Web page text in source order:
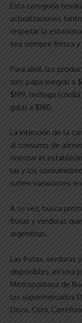
Esta categoría
actualizaciones
respetar la
sea siempre fresca
Para abril, los
son: papa (negra) a
$199, lechuga
gala) a $180.
La intención de la
al consumo de
orientar el
las y los
sufren variaciones
A su vez, busca
frutas y verduras
argentinas.
Las frutas, verduras
disponibles, en una
Metropolitana de
los supermercados
Disco, Coto,